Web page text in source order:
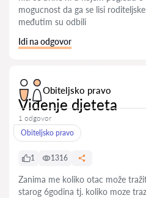
mogucnost da ga se lisi
međutim su odbili
Idi na odgovor
Obiteljsko pravo
Viđenje djeteta
1 odgovor
Obiteljsko pravo
1 1316
Zanima me koliko otac može
starog 6godina tj. koliko moze